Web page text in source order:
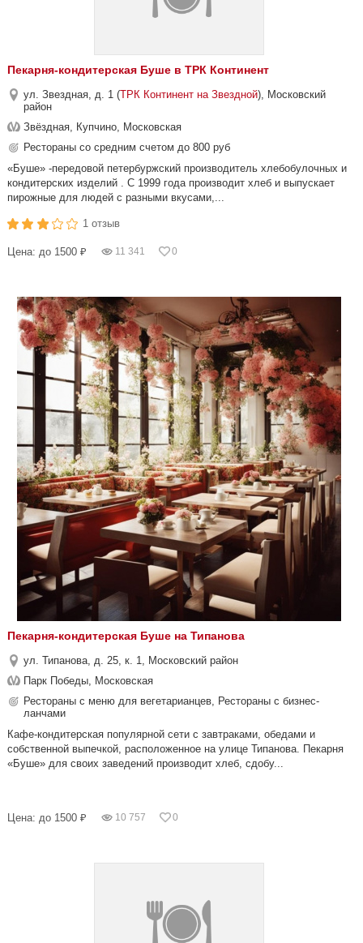
Пекарня-кондитерская Буше в ТРК Континент
ул. Звездная, д. 1 (ТРК Континент на Звездной), Московский
район
Звёздная, Купчино, Московская
Рестораны со средним счетом до 800 руб
«Буше» -передовой петербуржский производитель хлебобулочных и
кондитерских изделий . С 1999 года производит хлеб и выпускает
пирожные для людей с разными вкусами,...
1 отзыв
Цена: до 1500 ₽ 11 341 0
Пекарня-кондитерская Буше на Типанова
ул. Типанова, д. 25, к. 1, Московский район
Парк Победы, Московская
Рестораны с меню для вегетарианцев, Рестораны с бизнес-
ланчами
Кафе-кондитерская популярной сети с завтраками, обедами и
собственной выпечкой, расположенное на улице Типанова. Пекарня
«Буше» для своих заведений производит хлеб, сдобу...
Цена: до 1500 ₽ 10 757 0